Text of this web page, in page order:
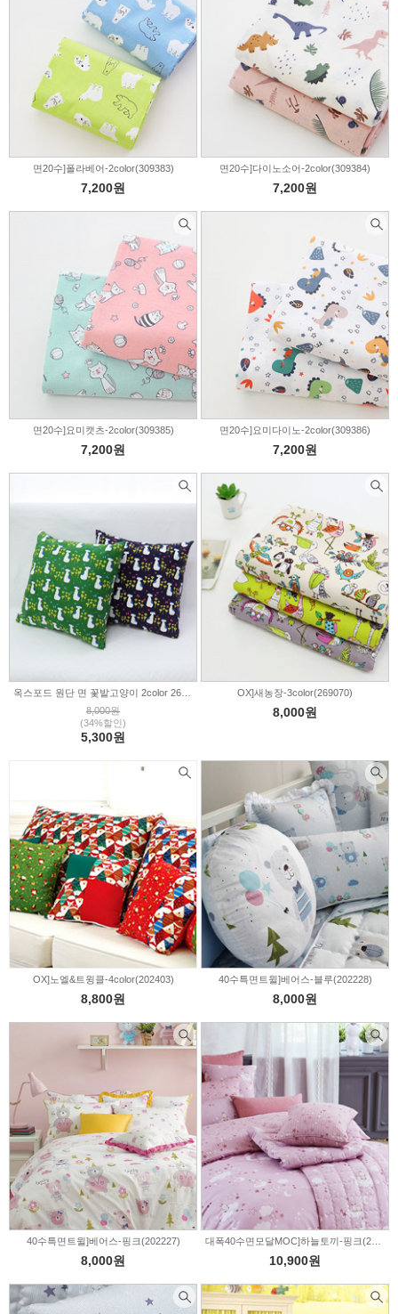
면20수]폴라베어-2color(309383)
7,200원
면20수]다이노소어-2color(309384)
7,200원
면20수]요미캣츠-2color(309385)
7,200원
면20수]요미다이노-2color(309386)
7,200원
8,000원
(34%할인)
5,300원
OX]새농장-3color(269070)
8,000원
OX]노엘&트윙클-4color(202403)
8,800원
40수특면트윌]베어스-블루(202228)
8,000원
40수특면트윌]베어스-핑크(202227)
8,000원 10,900원